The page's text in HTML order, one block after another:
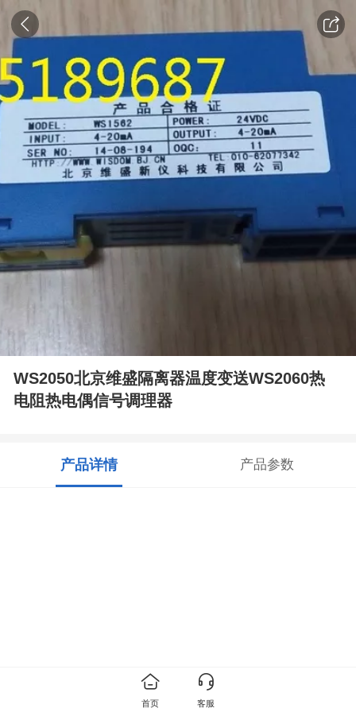
WS2050北京维盛隔离器温度变送WS2060热
电阻热电偶信号调理器
产品详情 产品参数
首页 客服